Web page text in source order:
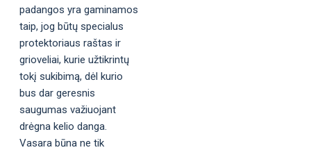
padangos yra gaminamos
taip, jog būtų specialus
protektoriaus raštas ir
grioveliai, kurie užtikrintų
tokį sukibimą, dėl kurio
bus dar geresnis
saugumas važiuojant
drėgna kelio danga.
Vasara būna ne tik